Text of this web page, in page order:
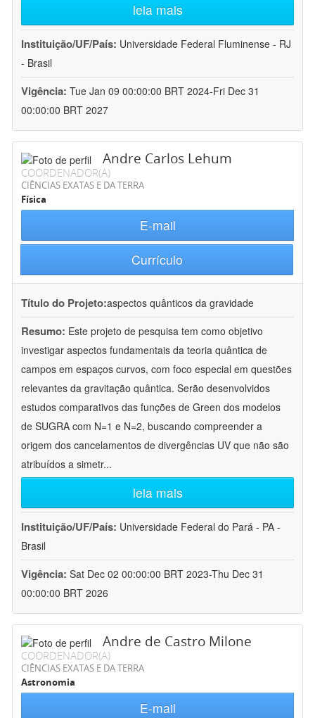
leia mais
Instituição/UF/País: Universidade Federal Fluminense - RJ
- Brasil
Vigência: Tue Jan 09 00:00:00 BRT 2024-Fri Dec 31
00:00:00 BRT 2027
Andre Carlos Lehum
COORDENADOR(A)
CIÊNCIAS EXATAS E DA TERRA
Física
E-mail
Currículo
Título do Projeto:aspectos quânticos da gravidade
Resumo: Este projeto de pesquisa tem como objetivo
investigar aspectos fundamentais da teoria quântica de
campos em espaços curvos, com foco especial em questões
relevantes da gravitação quântica. Serão desenvolvidos
estudos comparativos das funções de Green dos modelos
de SUGRA com N=1 e N=2, buscando compreender a
origem dos cancelamentos de divergências UV que não são
atribuídos a simetr...
leia mais
Instituição/UF/País: Universidade Federal do Pará - PA -
Brasil
Vigência: Sat Dec 02 00:00:00 BRT 2023-Thu Dec 31
00:00:00 BRT 2026
Andre de Castro Milone
COORDENADOR(A)
CIÊNCIAS EXATAS E DA TERRA
Astronomia
E-mail